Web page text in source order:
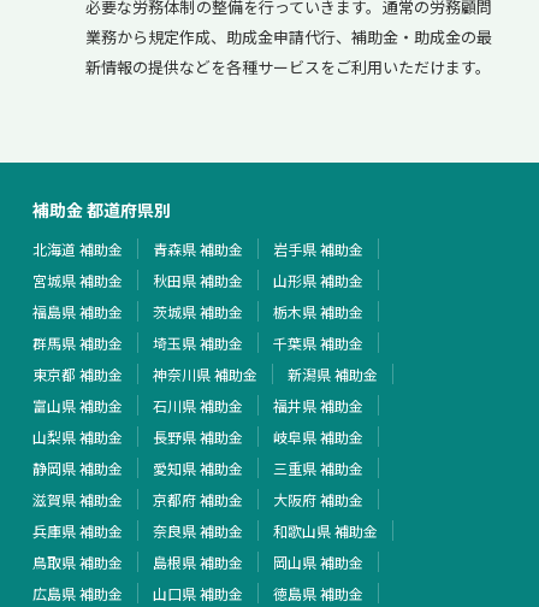
必要な労務体制の整備を行っていきます。通常の労務顧問
業務から規定作成、助成金申請代行、補助金・助成金の最
新情報の提供などを各種サービスをご利用いただけます。
補助金 都道府県別
北海道 補助金 青森県 補助金
岩手県 補助金
宮城県 補助金
秋田県 補助金
山形県 補助金
福島県 補助金
茨城県 補助金
栃木県 補助金
群馬県 補助金
埼玉県 補助金
千葉県 補助金
東京都 補助金
神奈川県 補助金
新潟県 補助金
富山県 補助金
石川県 補助金
福井県 補助金
山梨県 補助金
長野県 補助金
岐阜県 補助金
静岡県 補助金
愛知県 補助金
三重県 補助金
滋賀県 補助金
京都府 補助金
大阪府 補助金
兵庫県 補助金
奈良県 補助金
和歌山県 補助金
鳥取県 補助金
島根県 補助金
岡山県 補助金
広島県 補助金
山口県 補助金
徳島県 補助金